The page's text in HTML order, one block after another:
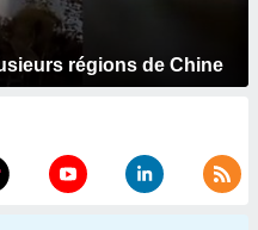
régions de Chine